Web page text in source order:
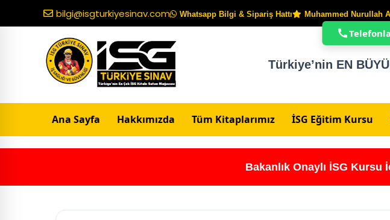
bilgi@isgturkiyesinav.com Whatsapp Bilgi & Sipariş Hattı Muhammed Nurullah
Türkiye’nin EN
Ana Sayfa Hakkımızda Tüm Kitaplarımız İSG Eğitim Kursu
Bakanlık Onaylı İSG Kursu